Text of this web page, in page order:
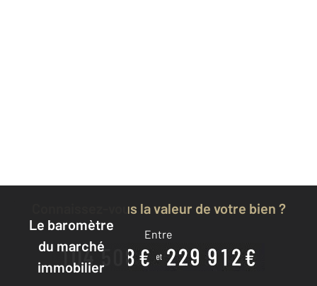
Le baromètre
du marché
immobilier
Connaissez-vous la valeur de votre bien ?
Entre